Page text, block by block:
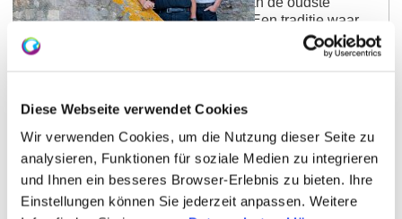
Diese Webseite verwendet Cookies
Wir verwenden Cookies, um die Nutzung dieser Seite zu
analysieren, Funktionen für soziale Medien zu integrieren
und Ihnen ein besseres Browser-Erlebnis zu bieten. Ihre
Einstellungen können Sie jederzeit anpassen. Weitere
wijnbouwgebieden van Duitsland. Een traditie waar
wij, de wijnmakers van Rheinhesssichen Schweiz
eG, trots op zijn. 100 wijnboeren zijn verenigd in de
hectare wijngaarden. Ons idee is heel simpel: maak
om hun volle, volwassen boeket en hun fruitige
smaak.
Meer informatie Toon op kaart